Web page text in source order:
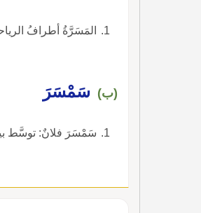
المَسَرَّةُ أطرافُ الرياحين.
(ب) سَمْسَرَ
سَمْسَرَ فلانٌ: توسَّط